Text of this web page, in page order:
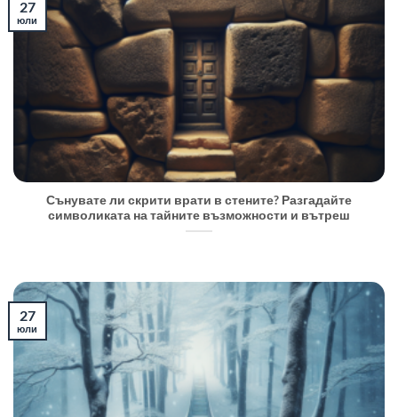
Сънувате ли скрити врати в стените? Разгадайте
символиката на тайните възможности и вътреш
27
юли
27
юли